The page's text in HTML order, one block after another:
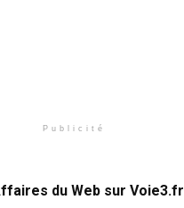
Publicité
du Web sur Voie3.fr